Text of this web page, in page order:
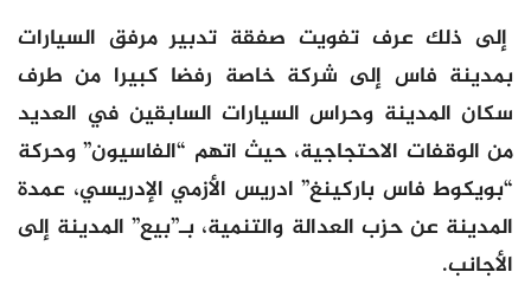
إلى ذلك عرف تفويت صفقة تدبير مرفق السيارات
بمدينة فاس إلى شركة خاصة رفضا كبيرا من طرف
سكان المدينة وحراس السيارات السابقين في العديد
من الوقفات الاحتجاجية، حيث اتهم “الفاسيون” وحركة
“بويكوط فاس باركينغ” ادريس الأزمي الإدريسي، عمدة
المدينة عن حزب العدالة والتنمية، بـ”بيع” المدينة إلى
الأجانب.